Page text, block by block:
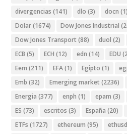
divergencias (141) dlo (3) docn (1)
Dolar(1674) Dow Jones Industrial
Dow Jones Transport (88) duol (2)
ECB (5) ECH (12) edn (14) EDU
Eem (211) EFA(1) Egipto (1)
Emb (32) Emerging market (2236)
Energia (377) enph (1) epam (3)
ES (73) escritos (3) España (20)
ETFs (1727) ethereum (95) ethusd